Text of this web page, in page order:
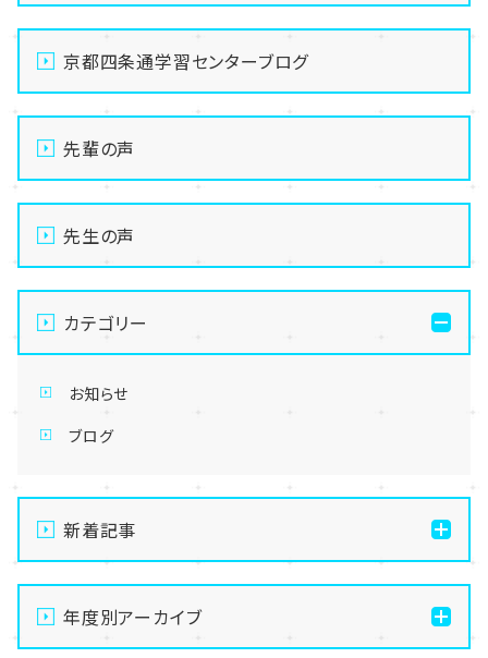
京都四条通学習センターブログ
先輩の声
先生の声
カテゴリー
お知らせ
ブログ
新着記事
通信制高校の学習風景
メイク美容専攻の授業風景
年度別アーカイブ